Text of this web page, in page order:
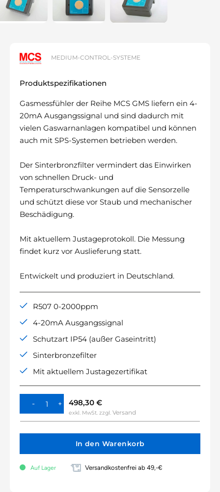
MEDIUM-CONTROL-SYSTEME
Produktspezifikationen
Gasmessfühler der Reihe MCS GMS liefern ein 4-
20mA Ausgangssignal und sind dadurch mit
vielen Gaswarnanlagen kompatibel und können
auch mit SPS-Systemen betrieben werden.
Der Sinterbronzfilter vermindert das Einwirken
von schnellen Druck- und
Temperaturschwankungen auf die Sensorzelle
und schützt diese vor Staub und mechanischer
Beschädigung.
Mit aktuellem Justageprotokoll. Die Messung
findet kurz vor Auslieferung statt.
Entwickelt und produziert in Deutschland.
R507 0-2000ppm
4-20mA Ausgangssignal
Schutzart IP54 (außer Gaseintritt)
Sinterbronzefilter
Mit aktuellem Justagezertifikat
In den Warenkorb
498,30 €
exkl. MwSt. zzgl. Versand
Auf Lager Versandkostenfrei ab 49,-€